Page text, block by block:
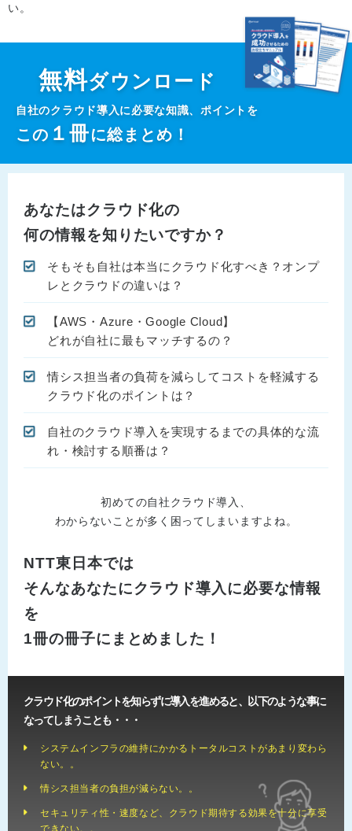
い。
無料ダウンロード
自社のクラウド導入に必要な知識、ポイントを
この １冊に総まとめ！
あなたはクラウド化の
何の情報を知りたいですか？
そもそも自社は本当にクラウド化すべき？オンプ
レとクラウドの違いは？
【AWS・Azure・Google Cloud】
どれが自社に最もマッチするの？
情シス担当者の負荷を減らしてコストを軽減する
クラウド化のポイントは？
自社のクラウド導入を実現するまでの具体的な流
れ・検討する順番は？
初めての自社クラウド導入、
わからないことが多く困ってしまいますよね。
NTT東日本では
そんなあなたにクラウド導入に必要な情報
を
1冊の冊子にまとめました！
クラウド化のポイントを知らずに導入を進めると、以下のような事に
なってしまうことも・・・
システムインフラの維持にかかるトータルコストがあまり変わら
ない。。
情シス担当者の負担が減らない。。
セキュリティ性・速度など、クラウド期待する効果を十分に享受
できない。。